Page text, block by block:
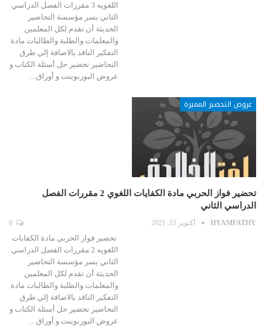
اللغويه 3 مقررات الفصل الدراسي
الثاني يسر مؤسسة التحاضير
الحديثة أن تقدم لكل المعلمين
والمعلمات والطلبة والطالبات مادة
التفكير الناقد بالاضافة إلي طرق
التحاضير تحضير حل أسئلة الكتاب و
عروض البوربوينت و أوراق…
عروض التحضير المميزة
تحضير فواز الحربي مادة الكفايات اللغوي 2 مقررات الفصل
الدراسي الثاني
HYAMFATHY أكتوبر 15, 2021
تحضير فواز الحربي مادة الكفايات
اللغويه 2 مقررات الفصل الدراسي
الثاني يسر مؤسسة التحاضير
الحديثة أن تقدم لكل المعلمين
والمعلمات والطلبة والطالبات مادة
التفكير الناقد بالاضافة إلي طرق
التحاضير تحضير حل أسئلة الكتاب و
عروض البوربوينت و أوراق…